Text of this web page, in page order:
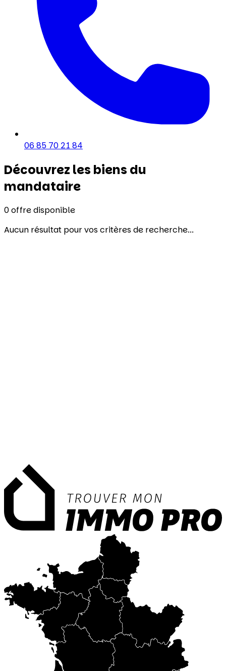
06 85 70 21 84
Découvrez les biens du
mandataire
0offre disponible
Aucun résultat pour vos critères de recherche...